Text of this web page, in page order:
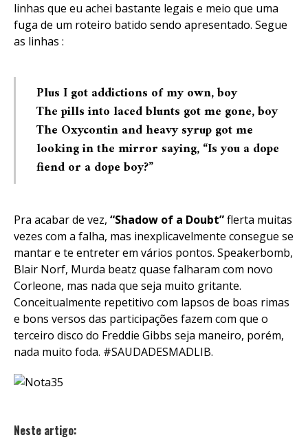
linhas que eu achei bastante legais e meio que uma
fuga de um roteiro batido sendo apresentado. Segue
as linhas :
Plus I got addictions of my own, boy
The pills into laced blunts got me gone, boy
The Oxycontin and heavy syrup got me
looking in the mirror saying, “Is you a dope
fiend or a dope boy?”
Pra acabar de vez, “Shadow of a Doubt”flerta muitas
vezes com a falha, mas inexplicavelmente consegue se
mantar e te entreter em vários pontos. Speakerbomb,
Blair Norf, Murda beatz quase falharam com novo
Corleone, mas nada que seja muito gritante.
Conceitualmente repetitivo com lapsos de boas rimas
e bons versos das participações fazem com que o
terceiro disco do Freddie Gibbs seja maneiro, porém,
nada muito foda. #SAUDADESMADLIB.
Neste artigo: